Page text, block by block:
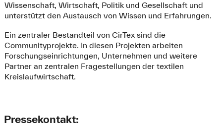
Wissenschaft, Wirtschaft, Politik und Gesellschaft und
unterstützt den Austausch von Wissen und Erfahrungen.
Ein zentraler Bestandteil von CirTex sind die
Communityprojekte. In diesen Projekten arbeiten
Forschungseinrichtungen, Unternehmen und weitere
Partner an zentralen Fragestellungen der textilen
Kreislaufwirtschaft.
Pressekontakt: